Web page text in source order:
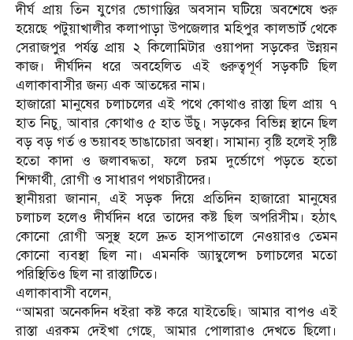
দীর্ঘ প্রায় তিন যুগের ভোগান্তির অবসান ঘটিয়ে অবশেষে শুরু
হয়েছে পটুয়াখালীর কলাপাড়া উপজেলার মহিপুর কালভার্ট থেকে
সেরাজপুর পর্যন্ত প্রায় ২ কিলোমিটার ওয়াপদা সড়কের উন্নয়ন
কাজ। দীর্ঘদিন ধরে অবহেলিত এই গুরুত্বপূর্ণ সড়কটি ছিল
এলাকাবাসীর জন্য এক আতঙ্কের নাম।
হাজারো মানুষের চলাচলের এই পথে কোথাও রাস্তা ছিল প্রায় ৭
হাত নিচু, আবার কোথাও ৫ হাত উঁচু। সড়কের বিভিন্ন স্থানে ছিল
বড় বড় গর্ত ও ভয়াবহ ভাঙাচোরা অবস্থা। সামান্য বৃষ্টি হলেই সৃষ্টি
হতো কাদা ও জলাবদ্ধতা, ফলে চরম দুর্ভোগে পড়তে হতো
শিক্ষার্থী, রোগী ও সাধারণ পথচারীদের।
স্থানীয়রা জানান, এই সড়ক দিয়ে প্রতিদিন হাজারো মানুষের
চলাচল হলেও দীর্ঘদিন ধরে তাদের কষ্ট ছিল অপরিসীম। হঠাৎ
কোনো রোগী অসুস্থ হলে দ্রুত হাসপাতালে নেওয়ারও তেমন
কোনো ব্যবস্থা ছিল না। এমনকি অ্যাম্বুলেন্স চলাচলের মতো
পরিস্থিতিও ছিল না রাস্তাটিতে।
এলাকাবাসী বলেন,
“আমরা অনেকদিন ধইরা কষ্ট করে যাইতেছি। আমার বাপও এই
রাস্তা এরকম দেইখা গেছে, আমার পোলারাও দেখতে ছিলো।